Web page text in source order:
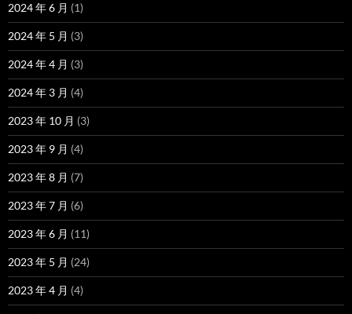
2024 年 6 月 (1)
2024 年 5 月 (3)
2024 年 4 月 (3)
2024 年 3 月 (4)
2023 年 10 月 (3)
2023 年 9 月 (4)
2023 年 8 月 (7)
2023 年 7 月 (6)
2023 年 6 月 (11)
2023 年 5 月 (24)
2023 年 4 月 (4)